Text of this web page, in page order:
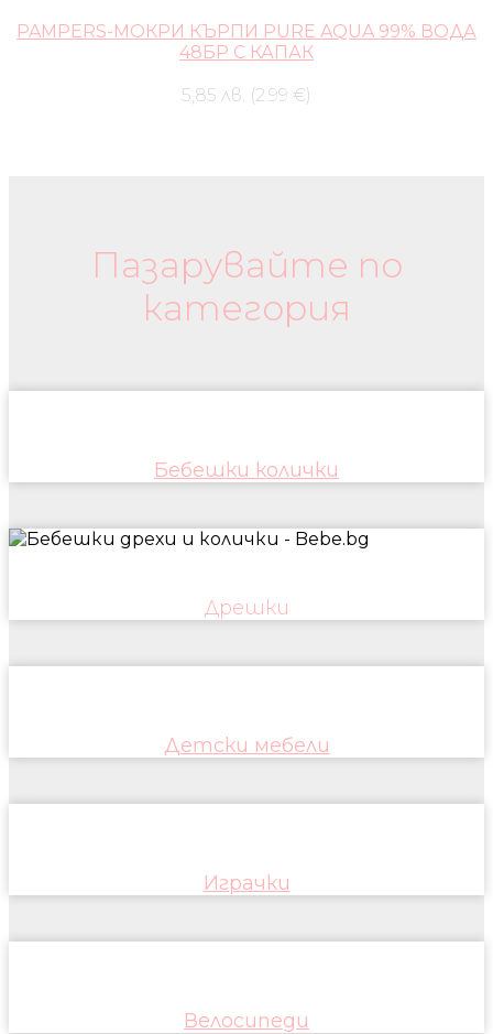
PAMPERS-МОКРИ КЪРПИ PURE AQUA 99% ВОДА
48БР С КАПАК
5,85 лв. (2.99 €)
Пазарувайте по
категория
Бебешки колички
Дрешки
Детски мебели
Играчки
Велосипеди